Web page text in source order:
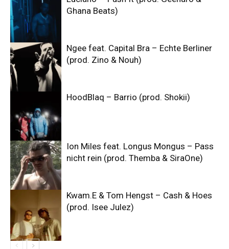
Ghana Beats)
Ngee feat. Capital Bra – Echte Berliner
(prod. Zino & Nouh)
HoodBlaq – Barrio (prod. Shokii)
Ion Miles feat. Longus Mongus – Pass
nicht rein (prod. Themba & SiraOne)
Kwam.E & Tom Hengst – Cash & Hoes
(prod. Isee Julez)